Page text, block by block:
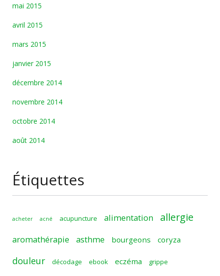
mai 2015
avril 2015
mars 2015
janvier 2015
décembre 2014
novembre 2014
octobre 2014
août 2014
Étiquettes
acheter acné acupuncture alimentation allergie
aromathérapie asthme bourgeons coryza
douleur décodage ebook eczéma grippe